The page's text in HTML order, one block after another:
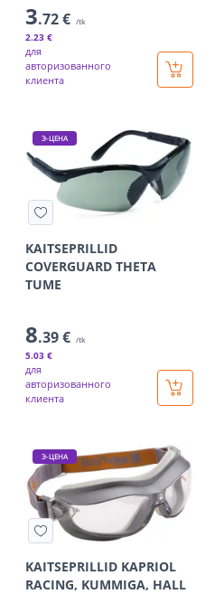
3.72 € /tk
2.23 €
для
авторизованного
клиента
Э-ЦЕНА
KAITSEPRILLID
COVERGUARD THETA
TUME
8.39 € /tk
5.03 €
для
авторизованного
клиента
Э-ЦЕНА
KAITSEPRILLID KAPRIOL
RACING, KUMMIGA, HALL